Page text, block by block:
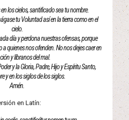
los cielos, santificado sea tu nombre.
tu Voluntad así en la tierra como en el
cielo.
día y perdona nuestras ofensas, porque
quienes nos ofenden. No nos dejes caer en
y líbranos del mal.
y la Gloria, Padre, Hijo y Espíritu Santo,
y en los siglos de los siglos.
Amén.
en Latín: